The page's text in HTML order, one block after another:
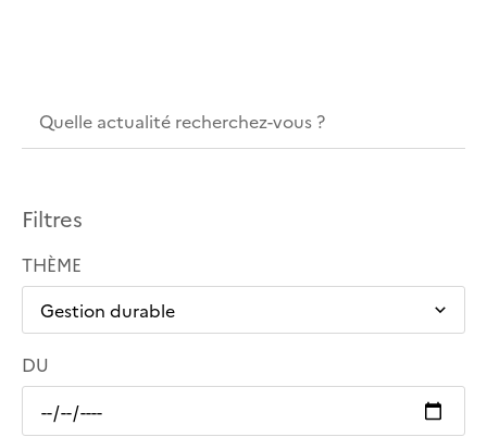
Filtres
THÈME
DU